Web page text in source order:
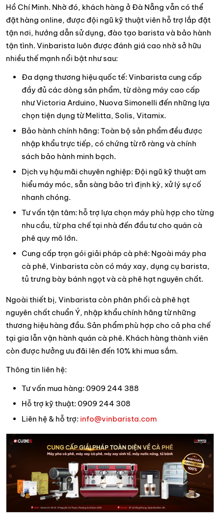
Hồ Chí Minh. Nhờ đó, khách hàng ở Đà Nẵng vẫn có thể
đặt hàng online, được đội ngũ kỹ thuật viên hỗ trợ lắp đặt
tận nơi, hướng dẫn sử dụng, đào tạo barista và bảo hành
tận tình. Vinbarista luôn được đánh giá cao nhờ sở hữu
nhiều thế mạnh nổi bật như sau:
Đa dạng thương hiệu quốc tế: Vinbarista cung cấp
đầy đủ các dòng sản phẩm, từ dòng máy cao cấp
như Victoria Arduino, Nuova Simonelli đến những lựa
chọn tiện dụng từ Melitta, Solis, Vitamix.
Bảo hành chính hãng: Toàn bộ sản phẩm đều được
nhập khẩu trực tiếp, có chứng từ rõ ràng và chính
sách bảo hành minh bạch.
Dịch vụ hậu mãi chuyên nghiệp: Đội ngũ kỹ thuật am
hiểu máy móc, sẵn sàng bảo trì định kỳ, xử lý sự cố
nhanh chóng.
Tư vấn tận tâm: hỗ trợ lựa chọn máy phù hợp cho từng
nhu cầu, từ pha chế tại nhà đến đầu tư cho quán cà
phê quy mô lớn.
Cung cấp trọn gói giải pháp cà phê: Ngoài máy pha
cà phê, Vinbarista còn có máy xay, dụng cụ barista,
tủ trưng bày bánh ngọt và cà phê hạt nguyên chất.
Ngoài thiết bị, Vinbarista còn phân phối cà phê hạt
nguyên chất chuẩn Ý, nhập khẩu chính hãng từ những
thương hiệu hàng đầu. Sản phẩm phù hợp cho cả pha chế
tại gia lẫn vận hành quán cà phê. Khách hàng thành viên
còn được hưởng ưu đãi lên đến 10% khi mua sắm.
Thông tin liên hệ:
Tư vấn mua hàng: 0909 244 388
Hỗ trợ kỹ thuật: 0909 244 308
Liên hệ & hỗ trợ: info@vinbarista.com